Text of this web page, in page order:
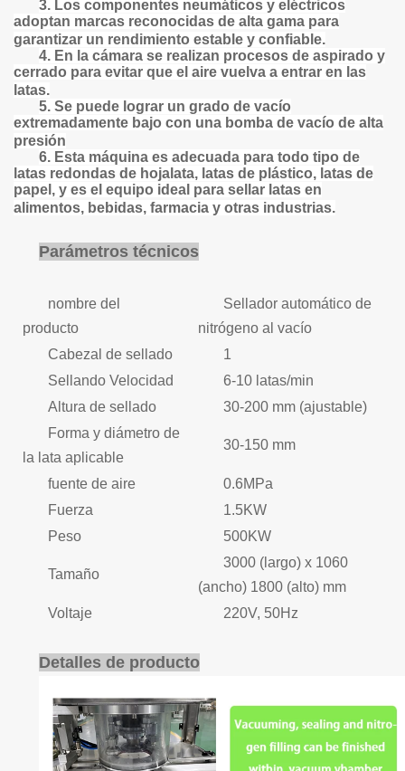
3. Los componentes neumáticos y eléctricos
adoptan marcas reconocidas de alta gama para
garantizar un rendimiento estable y confiable.
4. En la cámara se realizan procesos de aspirado y
cerrado para evitar que el aire vuelva a entrar en las
latas.
5. Se puede lograr un grado de vacío
extremadamente bajo con una bomba de vacío de alta
presión
6. Esta máquina es adecuada para todo tipo de
latas redondas de hojalata, latas de plástico, latas de
papel, y es el equipo ideal para sellar latas en
alimentos, bebidas, farmacia y otras industrias.
Parámetros técnicos
nombre del
producto
Sellador automático de
nitrógeno al vacío
Cabezal de sellado
1
Sellando Velocidad
6-10 latas/min
Altura de sellado
30-200 mm (ajustable)
Forma y diámetro de
la lata aplicable
30-150 mm
fuente de aire
0.6MPa
Fuerza
1.5KW
Peso
500KW
Tamaño
3000 (largo) x 1060
(ancho) 1800 (alto) mm
Voltaje
220V, 50Hz
Detalles de producto